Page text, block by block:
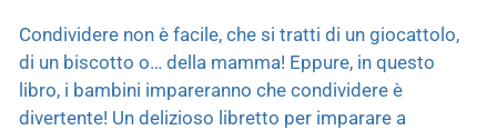
Condividere non è facile, che si tratti di un giocattolo,
di un biscotto o… della mamma! Eppure, in questo
libro, i bambini impareranno che condividere è
divertente! Un delizioso libretto per imparare a